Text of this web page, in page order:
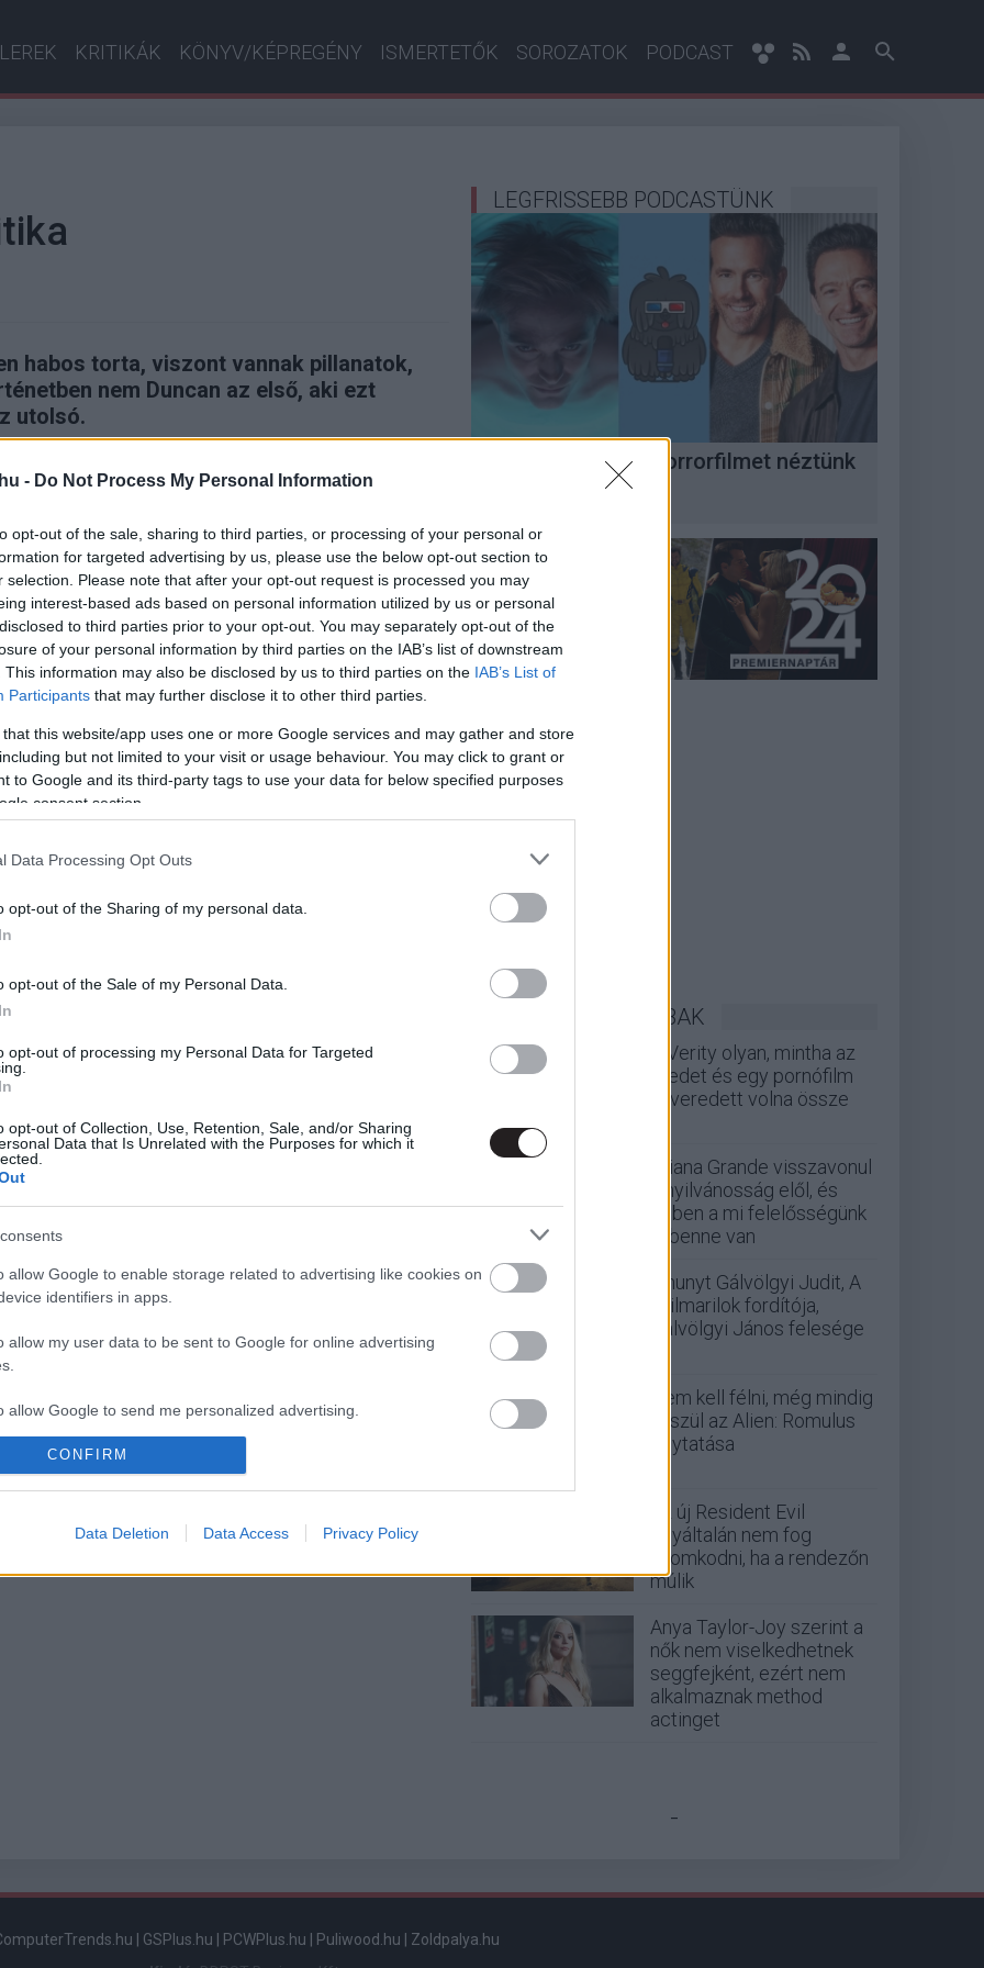
- Do Not Process My Personal Information
opt-out of the sale, sharing to third parties, or processing of your personal or
for targeted advertising by us, please use the below opt-out section to
selection. Please note that after your opt-out request is processed you may
interest-based ads based on personal information utilized by us or personal
to third parties prior to your opt-out. You may separately opt-out of the
of your personal information by third parties on the IAB’s list of downstream
This information may also be disclosed by us to third parties on the IAB’s List of
Participants that may further disclose it to other third parties.
that this website/app uses one or more Google services and may gather and store
but not limited to your visit or usage behaviour. You may click to grant or
to Google and its third-party tags to use your data for below specified purposes
consent section.
Data Processing Opt Outs
opt-out of the Sharing of my personal data.
opt-out of the Sale of my Personal Data.
opt-out of processing my Personal Data for Targeted
opt-out of Collection, Use, Retention, Sale, and/or Sharing
Data that Is Unrelated with the Purposes for which it
allow Google to enable storage related to advertising like cookies on
identifiers in apps.
allow my user data to be sent to Google for online advertising
allow Google to send me personalized advertising.
allow Google to enable storage related to analytics like cookies on
identifiers in apps.
allow Google to enable storage related to functionality of the website
CONFIRM
Data Deletion Data Access Privacy Policy
KRITIKÁK KÖNYV/KÉPREGÉNY ISMERTETŐK SOROZATOK PODCAST
habos torta, viszont vannak pillanatok,
nem Duncan az első, aki ezt
utolsó.
Egyszerű a válasz: olyan történetek ezek,
akkor könnyedén lehet a főhőssel azonosulni. A
ismerhetünk a főszereplőben. Újraélhetjük
problémákkal, melyeket ezek a karakterek
mutogathatunk, hogy: "Jé, az ott pont olyan, mint az
örök, a körítés változó, a jelentés ugyanaz.
Tetszik
LEGFRISSEBB PODCASTÜNK
Megint rengeteg horrorfilmet néztünk
LEGOLVASOTTABBAK
A Verity olyan, mintha az
Eredet és egy pornófilm
keveredett volna össze
Ariana Grande visszavonul
a nyilvánosság elől, és
ebben a mi felelősségünk
is benne van
Elhunyt Gálvölgyi Judit, A
szilmarilok fordítója,
Gálvölgyi János felesége
Nem kell félni, még mindig
készül az Alien: Romulus
folytatása
Az új Resident Evil
egyáltalán nem fog
finomkodni, ha a rendezőn
múlik
Anya Taylor-Joy szerint a
nők nem viselkedhetnek
seggfejként, ezért nem
alkalmaznak method
actinget
GSPlus.hu PCWPlus.hu Puliwood.hu
Zoldpalya.hu